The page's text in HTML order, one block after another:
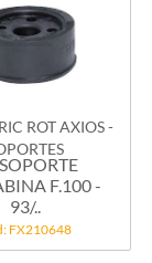
ROT AXIOS -
F.100 -
93/..
FX210648